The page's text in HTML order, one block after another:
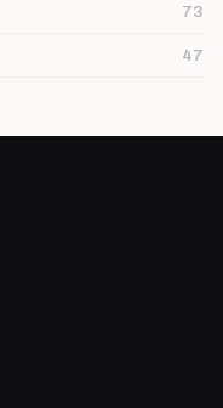
73
47